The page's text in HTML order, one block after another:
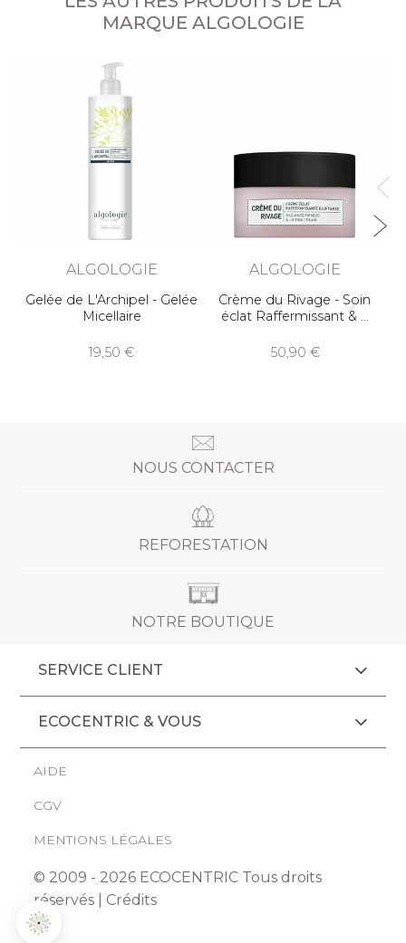
MARQUE ALGOLOGIE
ALGOLOGIE
Gelée de L'Archipel - Gelée
Micellaire
19,50
ALGOLOGIE
Crème du Rivage - Soin
éclat Raffermissant &
50,90
NOUS CONTACTER
REFORESTATION
NOTRE BOUTIQUE
SERVICE CLIENT
ECOCENTRIC & VOUS
AIDE
CGV
MENTIONS LÉGALES
© 2009 - 2026 ECOCENTRIC Tous droits
réservés | Crédits